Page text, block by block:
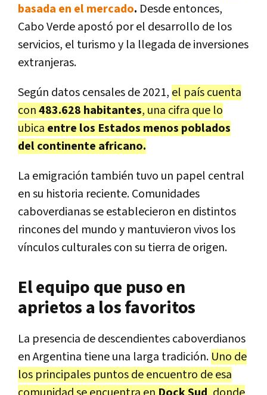
basada en el mercado. Desde entonces,
Cabo Verde apostó por el desarrollo de los
servicios, el turismo y la llegada de inversiones
extranjeras.
Según datos censales de 2021, el país cuenta
con483.628 habitantes, una cifra que lo
ubica entre los Estados menos poblados
del continente africano.
La emigración también tuvo un papel central
en su historia reciente. Comunidades
caboverdianas se establecieron en distintos
rincones del mundo y mantuvieron vivos los
vínculos culturales con su tierra de origen.
El equipo que puso en
aprietos a los favoritos
La presencia de descendientes caboverdianos
en Argentina tiene una larga tradición. Uno de
los principales puntos de encuentro de esa